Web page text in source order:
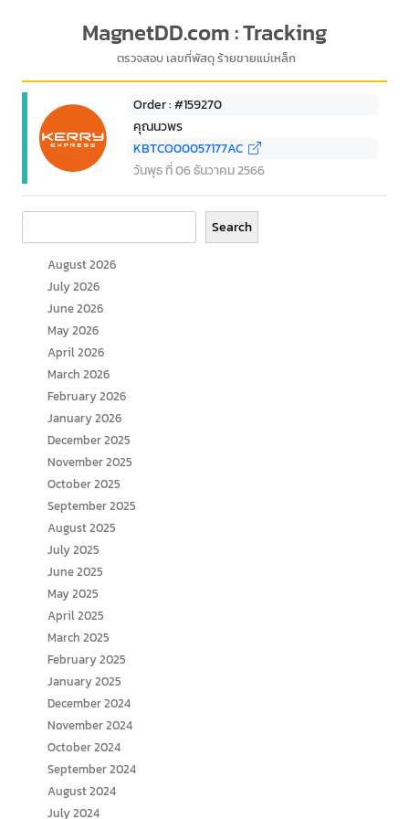
MagnetDD.com : Tracking
ตรวจสอบ เลขที่พัสดุ ร้ายขายแม่เหล็ก
Order : #159270
คุณนวพร
KBTCO00057177AC
วันพุธ ที่ 06 ธันวาคม 2566
Search
August 2026
July 2026
June 2026
May 2026
April 2026
March 2026
February 2026
January 2026
December 2025
November 2025
October 2025
September 2025
August 2025
July 2025
June 2025
May 2025
April 2025
March 2025
February 2025
January 2025
December 2024
November 2024
October 2024
September 2024
August 2024
July 2024